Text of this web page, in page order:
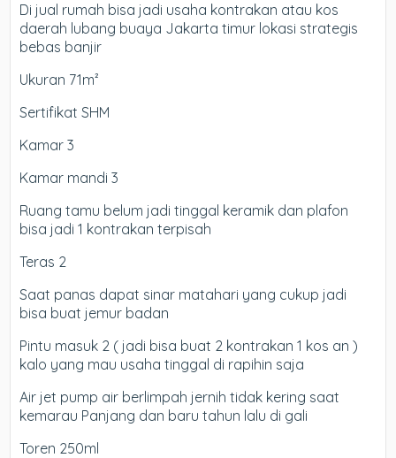
Di jual rumah bisa jadi usaha kontrakan atau kos
daerah lubang buaya Jakarta timur lokasi strategis
bebas banjir
Ukuran 71m²
Sertifikat SHM
Kamar 3
Kamar mandi 3
Ruang tamu belum jadi tinggal keramik dan plafon
bisa jadi 1 kontrakan terpisah
Teras 2
Saat panas dapat sinar matahari yang cukup jadi
bisa buat jemur badan
Pintu masuk 2 ( jadi bisa buat 2 kontrakan 1 kos an )
kalo yang mau usaha tinggal di rapihin saja
Air jet pump air berlimpah jernih tidak kering saat
kemarau Panjang dan baru tahun lalu di gali
Toren 250ml